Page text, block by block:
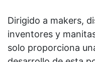
Dirigido a makers,
inventores y
solo proporciona